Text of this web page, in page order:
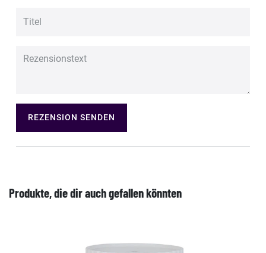
REZENSION SENDEN
Produkte, die dir auch gefallen könnten